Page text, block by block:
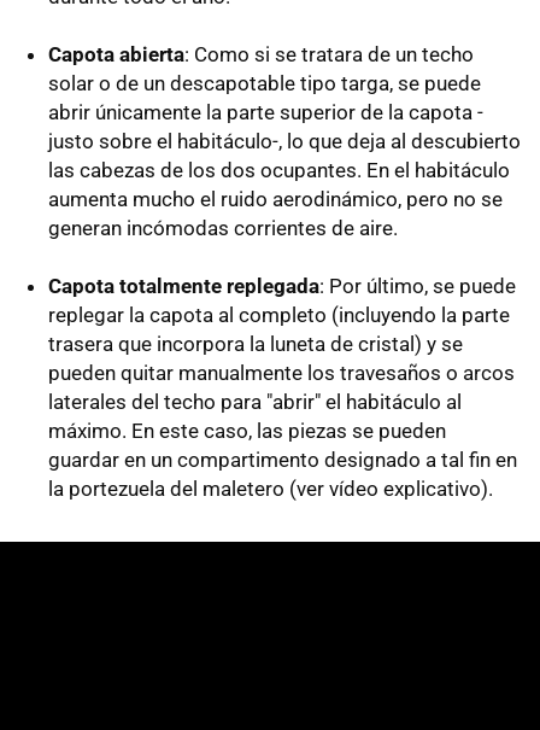
Capota abierta: Como si se tratara de un techo
solar o de un descapotable tipo targa, se puede
abrir únicamente la parte superior de la capota -
justo sobre el habitáculo-, lo que deja al descubierto
las cabezas de los dos ocupantes. En el habitáculo
aumenta mucho el ruido aerodinámico, pero no se
generan incómodas corrientes de aire.
Capota totalmente replegada: Por último, se puede
replegar la capota al completo (incluyendo la parte
trasera que incorpora la luneta de cristal) y se
pueden quitar manualmente los travesaños o arcos
laterales del techo para "abrir" el habitáculo al
máximo. En este caso, las piezas se pueden
guardar en un compartimento designado a tal fin en
la portezuela del maletero (ver vídeo explicativo).